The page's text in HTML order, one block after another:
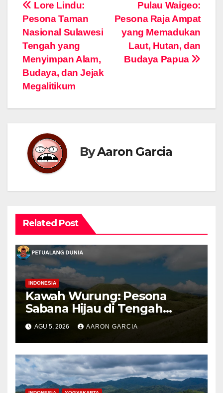
Navigasi
pos
Pulau Waigeo:
Pesona Raja Ampat
yang Memadukan
Laut, Hutan, dan
Budaya Papua
Lore Lindu:
Pesona Taman
Nasional Sulawesi
Tengah yang
Menyimpan Alam,
Budaya, dan Jejak
Megalitikum
ByAaron Garcia
Related Post
INDONESIA
Kawah Wurung: Pesona
Sabana Hijau di Tengah
Pegunungan Bondowoso
AGU 5, 2026 AARON GARCIA